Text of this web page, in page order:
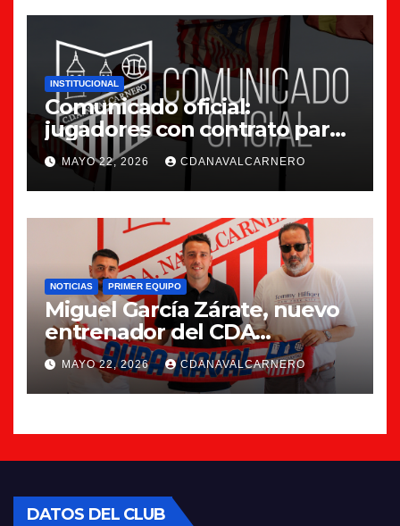
INSTITUCIONAL
Comunicado oficial:
jugadores con contrato para
la 26/27
MAYO 22, 2026 CDANAVALCARNERO
NOTICIAS PRIMER EQUIPO
Miguel García Zárate, nuevo
entrenador del CDA
Navalcarnero
MAYO 22, 2026 CDANAVALCARNERO
DATOS DEL CLUB